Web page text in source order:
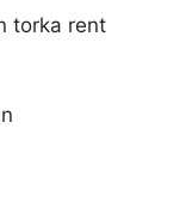
torka rent